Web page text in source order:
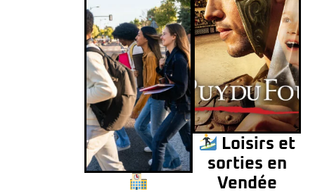
Loisirs et
sorties en
Vendée